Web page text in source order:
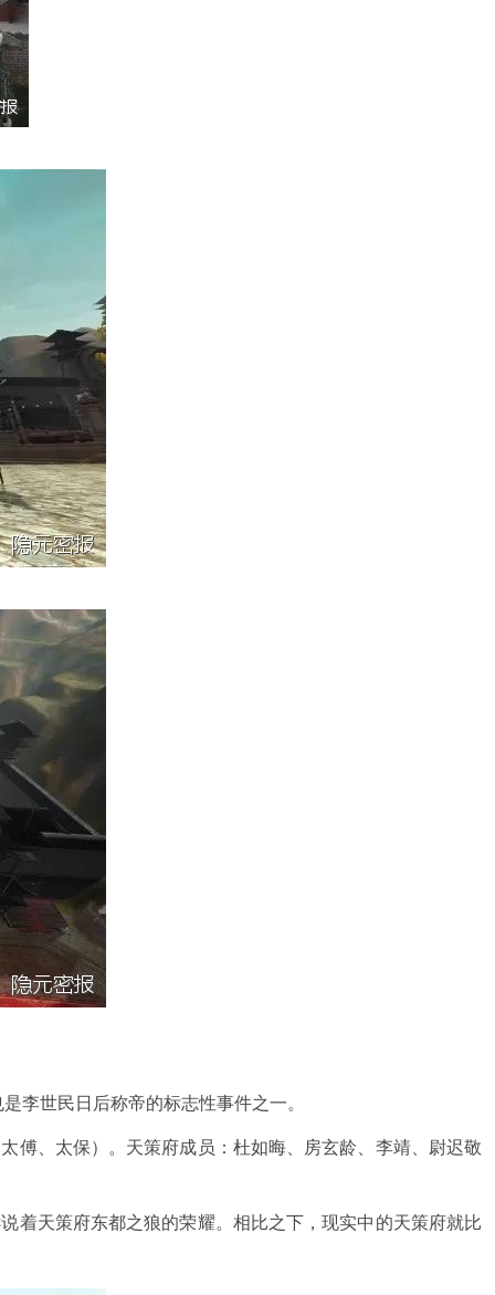
世民日后称帝的标志性事件之一。
、太保）。天策府成员：杜如晦、房玄龄、李靖、尉迟敬
天策府东都之狼的荣耀。相比之下，现实中的天策府就比